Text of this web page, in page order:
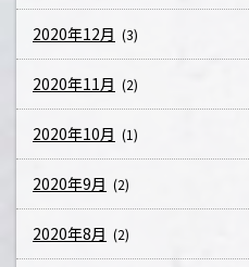
2020年12月 (3)
2020年11月 (2)
2020年10月 (1)
2020年9月 (2)
2020年8月 (2)